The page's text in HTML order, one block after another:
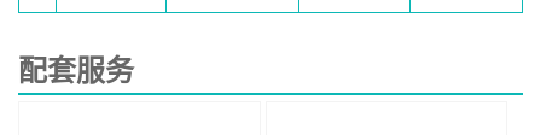
配套服务